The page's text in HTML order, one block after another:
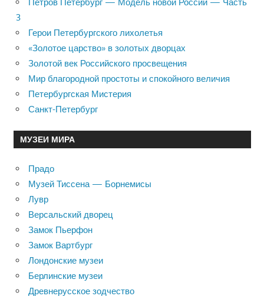
3
Герои Петербургского лихолетья
«Золотое царство» в золотых дворцах
Золотой век Российского просвещения
Мир благородной простоты и спокойного величия
Петербургская Мистерия
Санкт-Петербург
МУЗЕИ МИРА
Прадо
Музей Тиссена — Борнемисы
Лувр
Версальский дворец
Замок Пьерфон
Замок Вартбург
Лондонские музеи
Берлинские музеи
Древнерусское зодчество